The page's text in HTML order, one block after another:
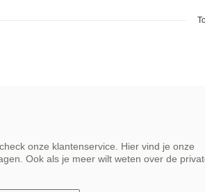
onze klantenservice. Hier vind je onze
Ook als je meer wilt weten over de